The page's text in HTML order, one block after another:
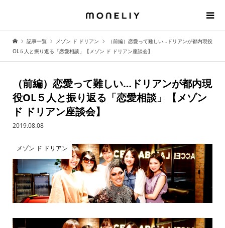
記事一覧 メゾン ド ドリアン
（前編）恋愛って難しい…ドリアンが都内現役
OL５人と振り返る「恋愛相談」【メゾン ド ドリアン座談会】
（前編）恋愛って難しい…ドリアンが都内現
役OL５人と振り返る「恋愛相談」【メゾン
ド ドリアン座談会】
2019.08.08
メゾン ド ドリアン